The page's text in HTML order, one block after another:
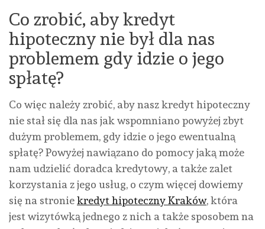
Co zrobić, aby kredyt
hipoteczny nie był dla nas
problemem gdy idzie o jego
spłatę?
Co więc należy zrobić, aby nasz kredyt hipoteczny
nie stał się dla nas jak wspomniano powyżej zbyt
dużym problemem, gdy idzie o jego ewentualną
spłatę? Powyżej nawiązano do pomocy jaką może
nam udzielić doradca kredytowy, a także zalet
korzystania z jego usług, o czym więcej dowiemy
się na stroniekredyt hipoteczny Kraków, która
jest wizytówką jednego z nich a także sposobem na